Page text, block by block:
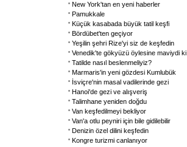
New York'tan en yeni haberler
Pamukkale
Küçük kasabada büyük tatil keşfi
Bördübet'ten geçiyor
Yeşilin şehri Rize'yi siz de keşfedin
Venedik'te gökyüzü öylesine maviydi ki
Tatilde nasıl beslenmeliyiz?
Marmaris'in yeni gözdesi Kumlubük
İsviçre'nin masal vadilerinde gezi
Hanoi'de gezi ve alışveriş
Talimhane yeniden doğdu
Van keşfedilmeyi bekliyor
Van'a otlu peyniri için bile gidilebilir
Denizin özel dilini keşfedin
Kongre turizmi canlanıyor